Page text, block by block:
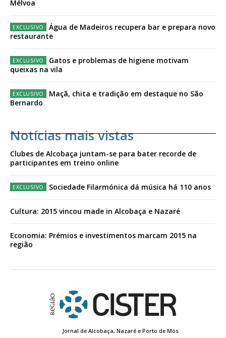
Mélvoa
Água de Madeiros recupera bar e prepara novo
restaurante
Gatos e problemas de higiene motivam
queixas na vila
Maçã, chita e tradição em destaque no São
Bernardo
Notícias mais vistas
Clubes de Alcobaça juntam-se para bater recorde de
participantes em treino online
Sociedade Filarmónica dá música há 110 anos
Cultura: 2015 vincou made in Alcobaça e Nazaré
Economia: Prémios e investimentos marcam 2015 na
região
Jornal de Alcobaça, Nazaré e Porto de Mós